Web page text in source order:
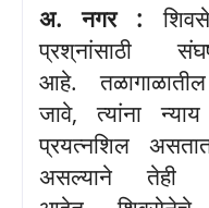
अ. नगर:
प्रश्नांसाठी
आहे.
जावे,त्यांना
प्रयत्नशिल
असल्याने तेही